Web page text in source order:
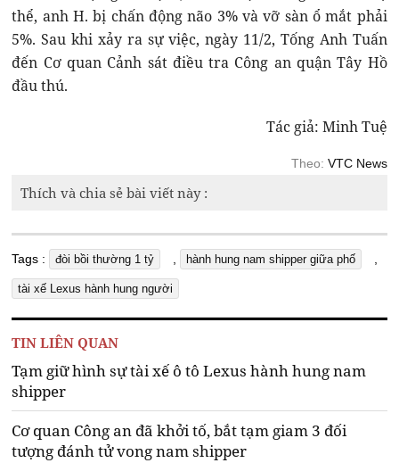
thể, anh H. bị chấn động não 3% và vỡ sàn ổ mắt phải
5%. Sau khi xảy ra sự việc, ngày 11/2, Tống Anh Tuấn
đến Cơ quan Cảnh sát điều tra Công an quận Tây Hồ
đầu thú.
Tác giả: Minh Tuệ
Theo: VTC News
Thích và chia sẻ bài viết này :
Tags : đòi bồi thường 1 tỷ hành hung nam shipper giữa phố
tài xế Lexus hành hung người
TIN LIÊN QUAN
Tạm giữ hình sự tài xế ô tô Lexus hành hung nam
shipper
Cơ quan Công an đã khởi tố, bắt tạm giam 3 đối
tượng đánh tử vong nam shipper